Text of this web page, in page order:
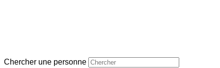
Chercher une personne